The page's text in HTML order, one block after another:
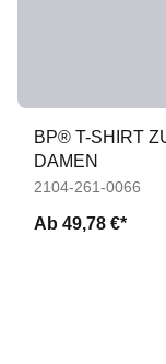
BP® T-SHIRT
DAMEN
2104-261-0066
Ab 49,78 €*